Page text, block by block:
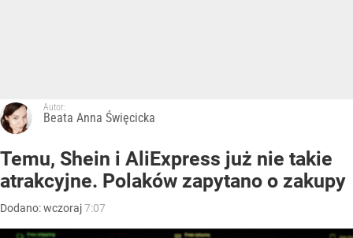
Autor:
Beata Anna Święcicka
Temu, Shein i AliExpress już nie takie
atrakcyjne. Polaków zapytano o zakupy
Dodano:wczoraj7:07